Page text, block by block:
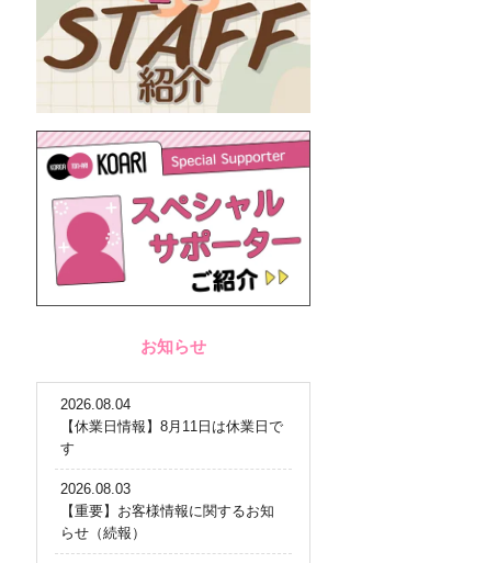
お知らせ
2026.08.04
【休業日情報】8月11日は休業日で
す
2026.08.03
【重要】お客様情報に関するお知
らせ（続報）